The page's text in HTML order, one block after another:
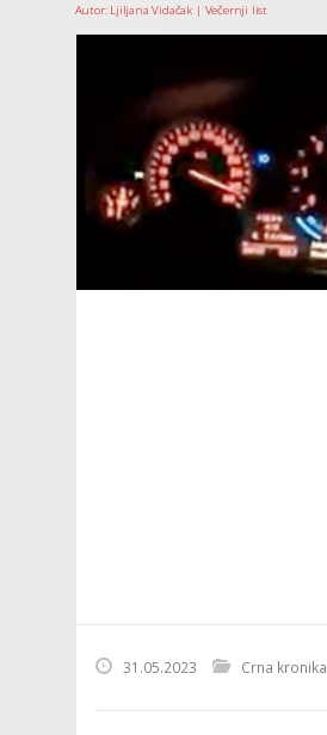
Autor: Ljiljana Vidačak | Večernji list
31.05.2023 Crna kronika